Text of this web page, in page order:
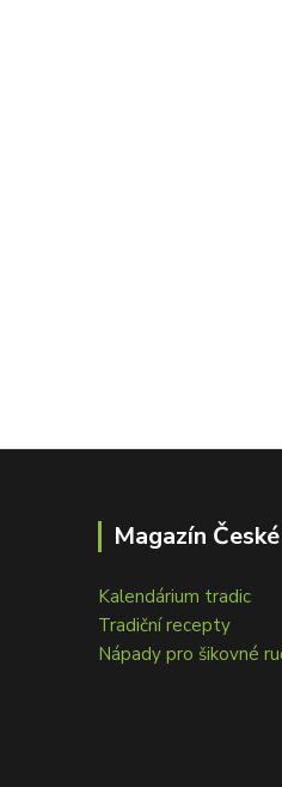
Magazín
Kalendárium tradic
Tradiční recepty
Nápady pro šikovné